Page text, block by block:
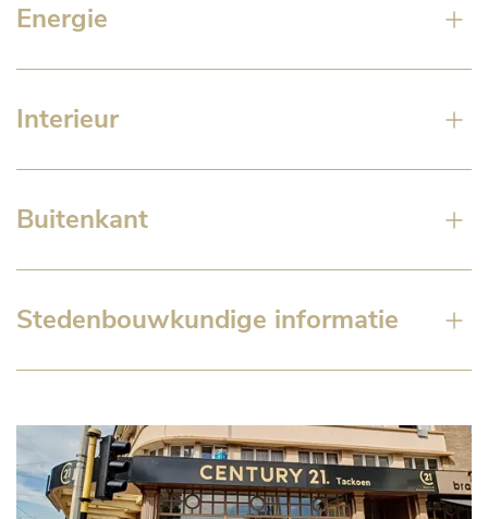
Energie
Interieur
Buitenkant
Stedenbouwkundige informatie